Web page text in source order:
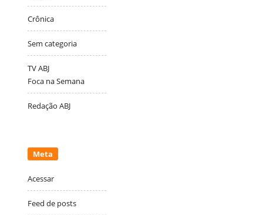
Crônica
Sem categoria
TV ABJ
Foca na Semana
Redação ABJ
Meta
Acessar
Feed de posts